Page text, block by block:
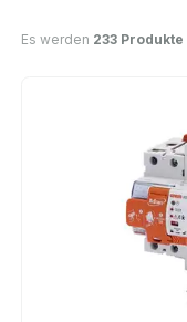
Es werden 233 Produkte